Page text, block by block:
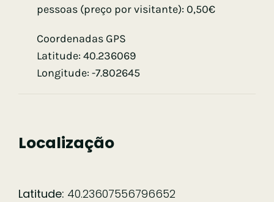
pessoas (preço por visitante): 0,50€
Coordenadas GPS
Latitude: 40.236069
Longitude: -7.802645
Localização
Latitude: 40.23607556796652